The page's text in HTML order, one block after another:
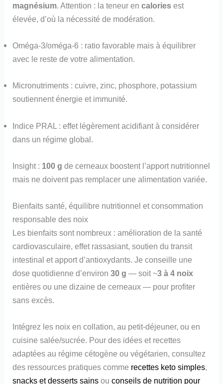
magnésium. Attention : la teneur encalories est
élevée, d’où la nécessité de modération.
Oméga-3/oméga-6 : ratio favorable mais à équilibrer
avec le reste de votre alimentation.
Micronutriments : cuivre, zinc, phosphore, potassium
soutiennent énergie et immunité.
Indice PRAL : effet légèrement acidifiant à considérer
dans un régime global.
Insight : 100 g de cerneaux boostent l’apport nutritionnel
mais ne doivent pas remplacer une alimentation variée.
Bienfaits santé, équilibre nutritionnel et consommation
responsable des noix
Les bienfaits sont nombreux : amélioration de la santé
cardiovasculaire, effet rassasiant, soutien du transit
intestinal et apport d’antioxydants. Je conseille une
dose quotidienne d’environ30 g — soit ~3 à 4 noix
entières ou une dizaine de cerneaux — pour profiter
sans excès.
Intégrez les noix en collation, au petit-déjeuner, ou en
cuisine salée/sucrée. Pour des idées et recettes
adaptées au régime cétogène ou végétarien, consultez
des ressources pratiques comme recettes keto simples,
snacks et desserts sains ouconseils de nutrition pour